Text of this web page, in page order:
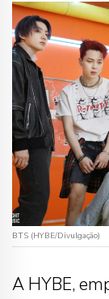
BTS (HYBE/Divulgação)
A HYBE,